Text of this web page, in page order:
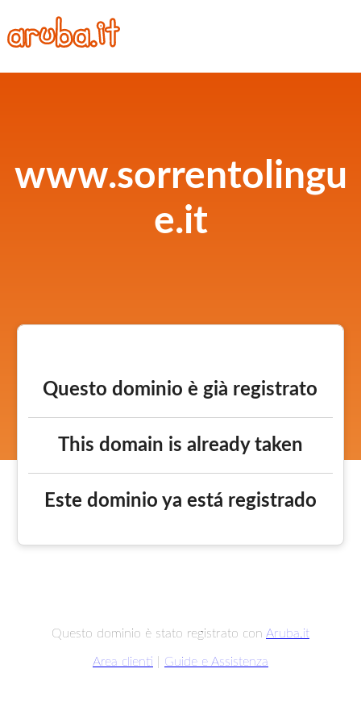
www.sorrentolingu
e.it
Questo dominio è già registrato
This domain is already taken
Este dominio ya está registrado
Questo dominio è stato registrato con Aruba.it
Area clienti Guide e Assistenza